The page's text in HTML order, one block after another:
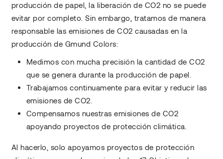
producción de papel, la liberación de CO2 no se puede
evitar por completo. Sin embargo, tratamos de manera
responsable las emisiones de CO2 causadas en la
producción de Gmund Colors:
Medimos con mucha precisión la cantidad de CO2
que se genera durante la producción de papel.
Trabajamos continuamente para evitar y reducir las
emisiones de CO2.
Compensamos nuestras emisiones de CO2
apoyando proyectos de protección climática.
Al hacerlo, solo apoyamos proyectos de protección